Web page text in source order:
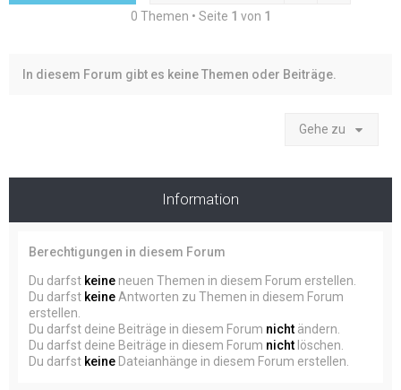
0 Themen • Seite 1 von 1
In diesem Forum gibt es keine Themen oder Beiträge.
Gehe zu
Information
Berechtigungen in diesem Forum
Du darfst keine neuen Themen in diesem Forum erstellen.
Du darfst keine Antworten zu Themen in diesem Forum
erstellen.
Du darfst deine Beiträge in diesem Forum nicht ändern.
Du darfst deine Beiträge in diesem Forum nicht löschen.
Du darfst keine Dateianhänge in diesem Forum erstellen.